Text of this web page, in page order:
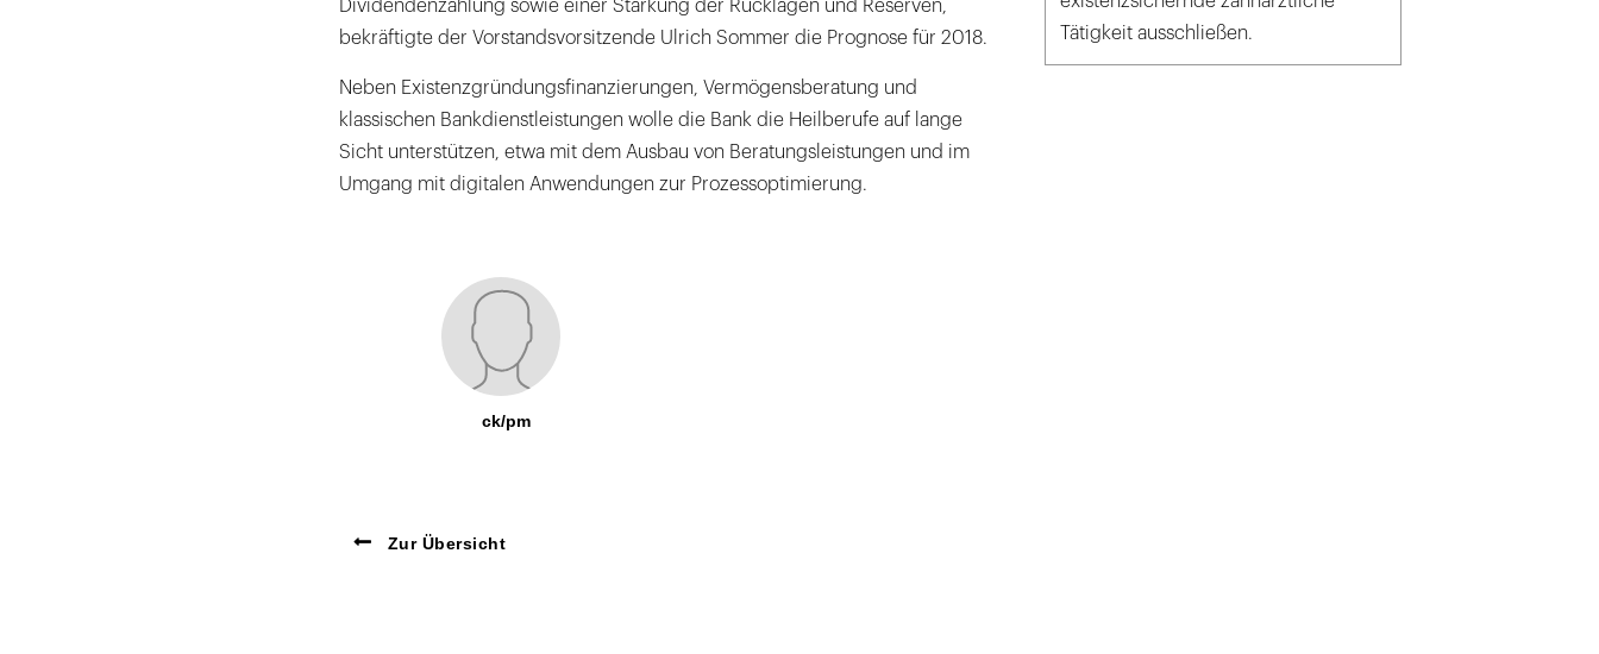
Dividendenzahlung sowie einer Stärkung der Rücklagen und Reserven,
bekräftigte der Vorstandsvorsitzende Ulrich Sommer die Prognose für 2018.
Neben Existenzgründungsfinanzierungen, Vermögensberatung und
klassischen Bankdienstleistungen wolle die Bank die Heilberufe auf lange
Sicht unterstützen, etwa mit dem Ausbau von Beratungsleistungen und im
Umgang mit digitalen Anwendungen zur Prozessoptimierung.
ck/pm
Zur Übersicht
Tätigkeit ausschließen.